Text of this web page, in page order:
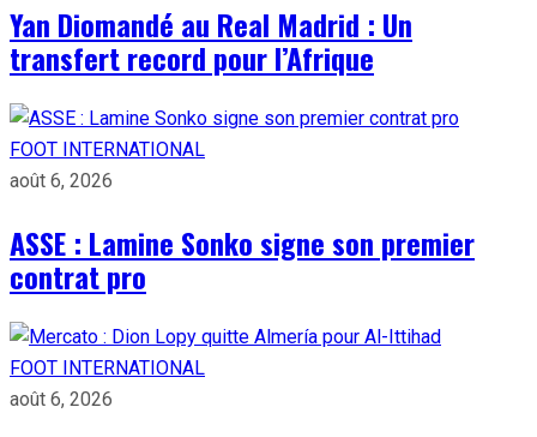
Yan Diomandé au Real Madrid : Un
transfert record pour l’Afrique
FOOT INTERNATIONAL
août 6, 2026
ASSE : Lamine Sonko signe son premier
contrat pro
FOOT INTERNATIONAL
août 6, 2026